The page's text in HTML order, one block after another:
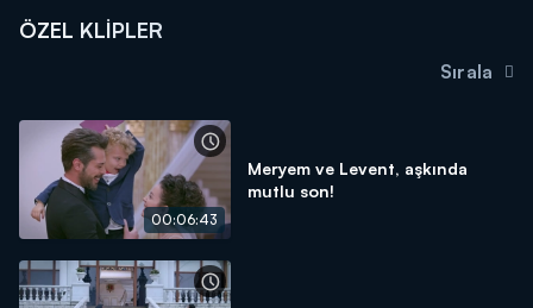
DİĞER SONUÇLAR
ÖZEL KLIPLER
Sırala
00:06:43
Meryem ve Levent, aşkında
mutlu son!